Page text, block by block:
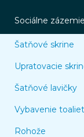
Sociálne zázemie
Šatňové skrine
Upratovacie
Šatňové lavičky
Vybavenie
Rohože